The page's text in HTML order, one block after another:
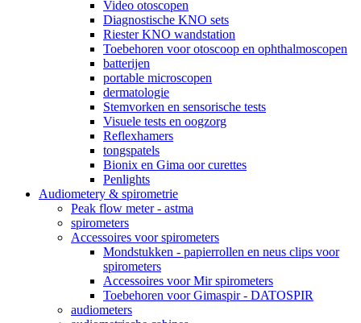
Video otoscopen
Diagnostische KNO sets
Riester KNO wandstation
Toebehoren voor otoscoop en ophthalmoscopen
batterijen
portable microscopen
dermatologie
Stemvorken en sensorische tests
Visuele tests en oogzorg
Reflexhamers
tongspatels
Bionix en Gima oor curettes
Penlights
Audiometery & spirometrie
Peak flow meter - astma
spirometers
Accessoires voor spirometers
Mondstukken - papierrollen en neus clips voor
spirometers
Accessoires voor Mir spirometers
Toebehoren voor Gimaspir - DATOSPIR
audiometers